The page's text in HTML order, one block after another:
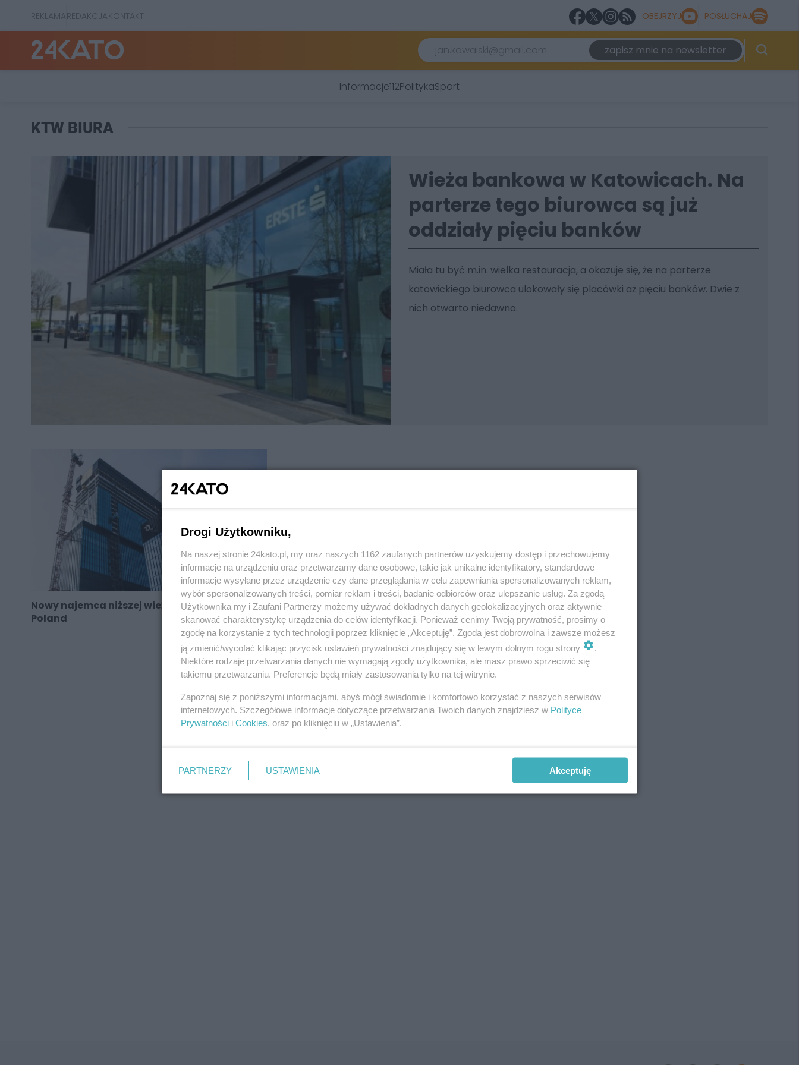
REKLAMAREDAKCJAKONTAKT OBEJRZYJ POSŁUCHAJ
zapisz mnie na newsletter
Informacje112PolitykaSport
KTW BIURA
Wieża bankowa w Katowicach. Na
parterze tego biurowca są już
oddziały pięciu banków
Miała tu być m.in. wielka restauracja, a okazuje się, że na parterze
katowickiego biurowca ulokowały się placówki aż pięciu banków. Dwie z
nich otwarto niedawno.
Nowy najemca niższej wieży KTW. To Hays
Poland
REKLAMA
REKLAMA
Drogi Użytkowniku,
Na naszej stronie 24kato.pl, my oraz naszych 1162 zaufanych partnerów uzyskujemy dostęp i przechowujemy
informacje na urządzeniu oraz przetwarzamy dane osobowe, takie jak unikalne identyfikatory, standardowe
informacje wysyłane przez urządzenie czy dane przeglądania w celu zapewniania spersonalizowanych reklam,
wybór spersonalizowanych treści, pomiar reklam i treści, badanie odbiorców oraz ulepszanie usług. Za zgodą
Użytkownika my i Zaufani Partnerzy możemy używać dokładnych danych geolokalizacyjnych oraz aktywnie
skanować charakterystykę urządzenia do celów identyfikacji. Ponieważ cenimy Twoją prywatność, prosimy o
zgodę na korzystanie z tych technologii poprzez kliknięcie „Akceptuję”. Zgoda jest dobrowolna i zawsze możesz
ją zmienić/wycofać klikając przycisk ustawień prywatności znajdujący się w lewym dolnym rogu strony
.
Niektóre rodzaje przetwarzania danych nie wymagają zgody użytkownika, ale masz prawo sprzeciwić się
takiemu przetwarzaniu. Preferencje będą miały zastosowania tylko na tej witrynie.
Zapoznaj się z poniższymi informacjami, abyś mógł świadomie i komfortowo korzystać z naszych serwisów
internetowych. Szczegółowe informacje dotyczące przetwarzania Twoich danych znajdziesz w Polityce
Prywatności i Cookies. oraz po kliknięciu w „Ustawienia”.
PARTNERZY USTAWIENIA Akceptuję